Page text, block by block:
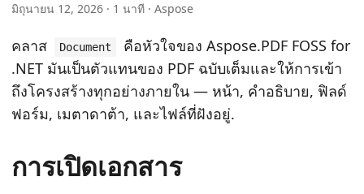
n
มิถุนายน 12, 2026 · 1 นาที · Aspose
คลาส Document
คือหัวใจของ Aspose.PDF FOSS for
.NET มันเป็นตัวแทนของ PDF ฉบับเต็มและให้การเข้า
ถึงโครงสร้างทุกอย่างภายใน — หน้า, คำอธิบาย, ฟิลด์
ฟอร์ม, เมตาดาต้า, และไฟล์ที่ฝังอยู่.
การเปิดเอกสาร